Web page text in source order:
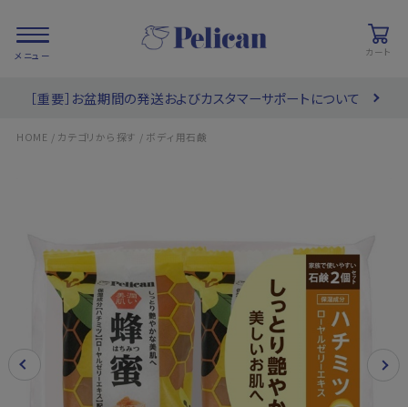
カート
PRODUCTS / 商品を探す
COLLECTIONS / ブランド一覧
［重要］お盆期間の発送およびカスタマーサポートについて
HOME / カテゴリから探す / ボディ用石鹸